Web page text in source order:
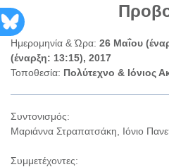
Ημερομηνία & Ώρα: 26 Μαΐου
(έναρξη: 13:15), 2017
Τοποθεσία: Πολύτεχνο & Ιόνιος
Συντονισμός:
Μαριάννα Στραπατσάκη, Ιόνιο
Συμμετέχοντες: